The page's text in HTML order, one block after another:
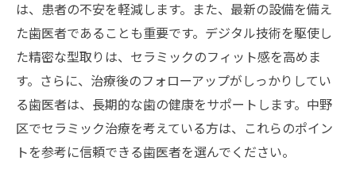
セラミック治療前に確認すべき歯医者の特
徴
治療内容と費用のバランスを考える
セカンドオピニオンの重要性
治療後のメンテナンスも考えた歯医者選び
無料カウンセリングを活用して歯医者を選
は、患者の不安を軽減します。また、最新の設備を備え
た歯医者であることも重要です。デジタル技術を駆使し
た精密な型取りは、セラミックのフィット感を高めま
す。さらに、治療後のフォローアップがしっかりしてい
る歯医者は、長期的な歯の健康をサポートします。中野
区でセラミック治療を考えている方は、これらのポイン
トを参考に信頼できる歯医者を選んでください。